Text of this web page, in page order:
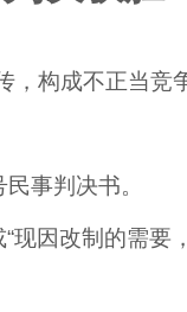
，构成不正当竞
事判决书。
现因改制的需要